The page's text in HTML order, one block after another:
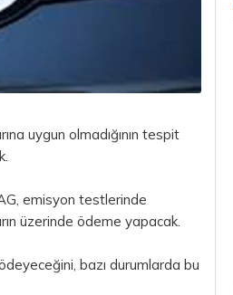
uygun olmadığının tespit
emisyon testlerinde
üzerinde ödeme yapacak.
bazı durumlarda bu